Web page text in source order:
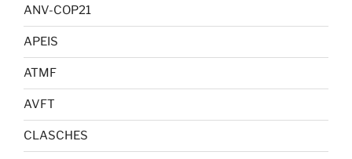
ANV-COP21
APEIS
ATMF
AVFT
CLASCHES